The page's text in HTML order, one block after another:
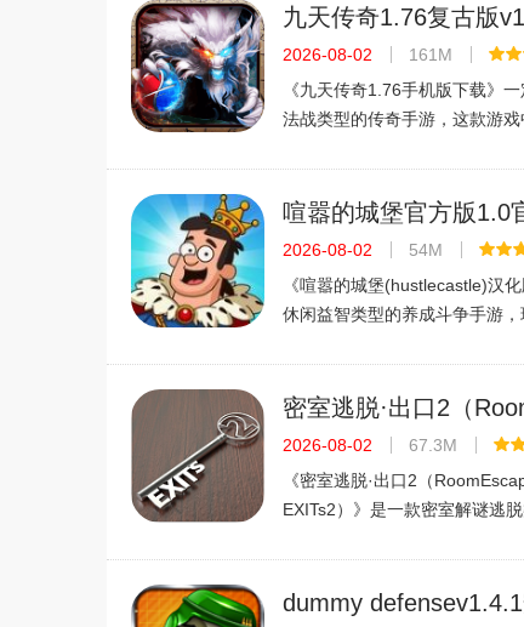
1.这是一款简单的游戏，你只需
九天传奇1.76复古版
下载
2026-08-02
161M
《九天传奇1.76手机版下载》
法战类型的传奇手游，这款游
快来289手游网站这里来看看吧
喧嚣的城堡官方版1.0
2026-08-02
54M
《喧嚣的城堡(hustlecastle)汉
休闲益智类型的养成斗争手游
战争去获得战斗的胜利，还在等
密室逃脱·出口2（
Game - EXITs2）
手游下载
2026-08-02
67.3M
《密室逃脱·出口2（
EXITs2）》是一款密室解谜逃
里，探索房间，找到隐藏的物品
dummy